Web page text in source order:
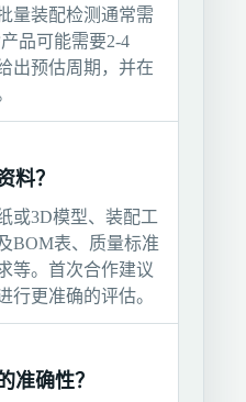
量装配检测通常需
品可能需要2-4
出预估周期，并在
料？
或3D模型、装配工
BOM表、质量标准
等。首次合作建议
行更准确的评估。
准确性？